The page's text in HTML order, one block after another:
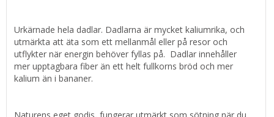
Urkärnade hela dadlar. Dadlarna är mycket kaliumrika, och
utmärkta att äta som ett mellanmål eller på resor och
utflykter när energin behöver fyllas på. Dadlar innehåller
mer upptagbara fiber än ett helt fullkorns bröd och mer
kalium än i bananer.